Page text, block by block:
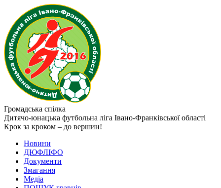
Громадська спілка
Дитячо-юнацька футбольна ліга Івано-Франківської області
Крок за кроком – до вершин!
Новини
ДЮФЛІФО
Документи
Змагання
Медіа